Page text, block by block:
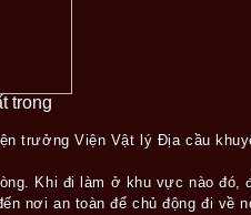
trong
trưởng Viện Vật lý Địa cầu
Khi đi làm ở khu vực nào
nơi an toàn để chủ động đi về